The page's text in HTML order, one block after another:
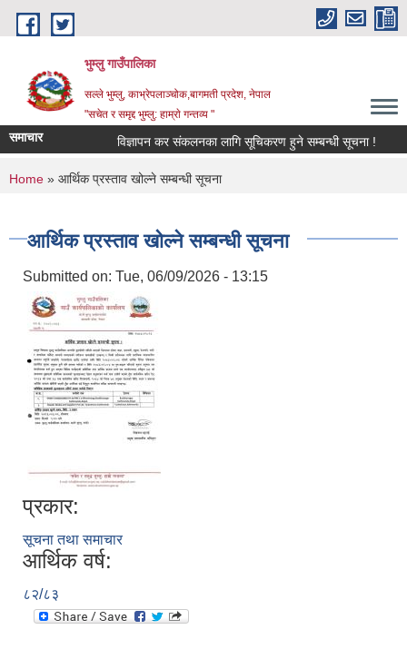
Skip to main content
भुम्लु गाउँपालिका
सल्ले भुम्लु, काभ्रेपलाञ्चोक,बागमती प्रदेश, नेपाल
"सचेत र समृद्द भुम्लु: हाम्राे गन्तव्य "
समाचार विज्ञापन कर संकलनका लागि सूचिकरण हुने सम्बन्धी सूचना !
You are here
Home » आर्थिक प्रस्ताव खोल्ने सम्बन्धी सूचना
आर्थिक प्रस्ताव खोल्ने सम्बन्धी सूचना
Submitted on: Tue, 06/09/2026 - 13:15
प्रकार:
सूचना तथा समाचार
आर्थिक वर्ष:
८२/८३